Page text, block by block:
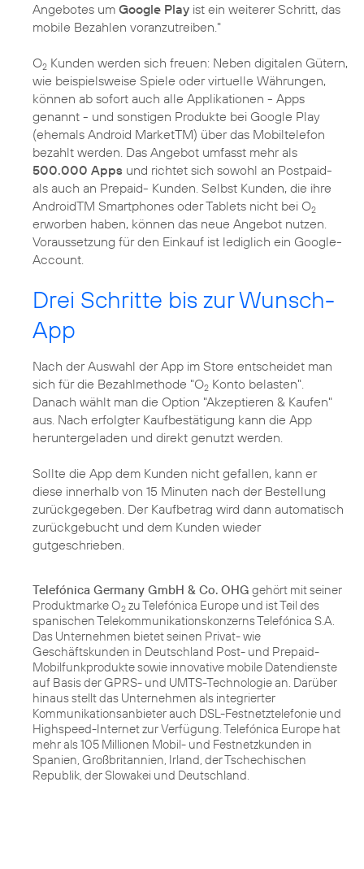
Angebotes um Google Play ist ein weiterer Schritt, das
mobile Bezahlen voranzutreiben."
O2 Kunden werden sich freuen: Neben digitalen Gütern,
wie beispielsweise Spiele oder virtuelle Währungen,
können ab sofort auch alle Applikationen - Apps
genannt - und sonstigen Produkte bei Google Play
(ehemals Android MarketTM) über das Mobiltelefon
bezahlt werden. Das Angebot umfasst mehr als
500.000 Apps und richtet sich sowohl an Postpaid-
als auch an Prepaid- Kunden. Selbst Kunden, die ihre
AndroidTM Smartphones oder Tablets nicht bei O2
erworben haben, können das neue Angebot nutzen.
Voraussetzung für den Einkauf ist lediglich ein Google-
Account.
Drei Schritte bis zur Wunsch-
App
Nach der Auswahl der App im Store entscheidet man
sich für die Bezahlmethode "O2 Konto belasten".
Danach wählt man die Option "Akzeptieren & Kaufen"
aus. Nach erfolgter Kaufbestätigung kann die App
heruntergeladen und direkt genutzt werden.
Sollte die App dem Kunden nicht gefallen, kann er
diese innerhalb von 15 Minuten nach der Bestellung
zurückgegeben. Der Kaufbetrag wird dann automatisch
zurückgebucht und dem Kunden wieder
gutgeschrieben.
Telefónica Germany GmbH & Co. OHG gehört mit seiner
Produktmarke O2 zu Telefónica Europe und ist Teil des
spanischen Telekommunikationskonzerns Telefónica S.A.
Das Unternehmen bietet seinen Privat- wie
Geschäftskunden in Deutschland Post- und Prepaid-
Mobilfunkprodukte sowie innovative mobile Datendienste
auf Basis der GPRS- und UMTS-Technologie an. Darüber
hinaus stellt das Unternehmen als integrierter
Kommunikationsanbieter auch DSL-Festnetztelefonie und
Highspeed-Internet zur Verfügung. Telefónica Europe hat
mehr als 105 Millionen Mobil- und Festnetzkunden in
Spanien, Großbritannien, Irland, der Tschechischen
Republik, der Slowakei und Deutschland.